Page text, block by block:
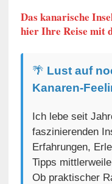
Das kanarische
hier Ihre Reise mit
🌴 Lust auf
Kanaren-
Ich lebe seit
faszinierenden
Erfahrungen,
Tipps
Ob praktischer